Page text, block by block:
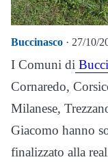
Buccinasco · 27/10/
I Comuni di
Cornaredo,
Milanese,
Giacomo hanno
finalizzato alla